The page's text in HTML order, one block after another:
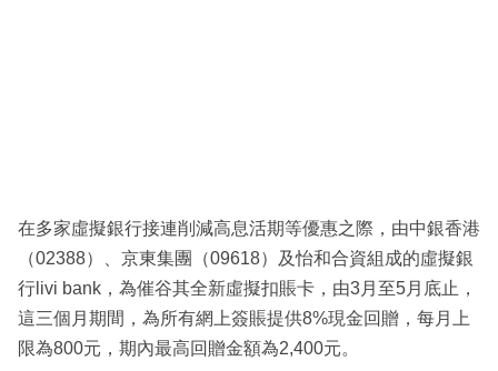
區
在多家虛擬銀行接連削減高息活期等優惠之際，由中銀香港
（02388）、京東集團（09618）及怡和合資組成的虛擬銀
行livi bank，為催谷其全新虛擬扣賬卡，由3月至5月底止，
這三個月期間，為所有網上簽賬提供8%現金回贈，每月上
限為800元，期內最高回贈金額為2,400元。